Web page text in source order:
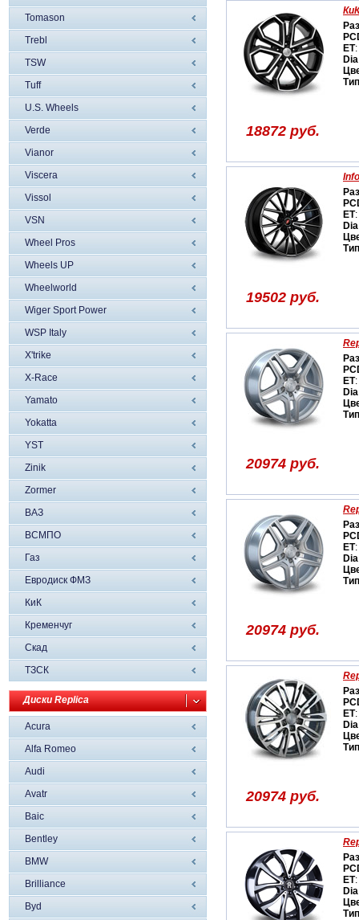
Tomason
Trebl
TSW
Tuff
U.S. Wheels
Verde
Vianor
Viscera
Vissol
VSN
Wheel Pros
Wheels UP
Wheelworld
Wiger Sport Power
WSP Italy
X'trike
X-Race
Yamato
Yokatta
YST
Zinik
Zormer
ВАЗ
ВСМПО
Газ
Евродиск ФМЗ
КиК
Кременчуг
Скад
ТЗСК
Диски Replica
Acura
Alfa Romeo
Audi
Avatr
Baic
Bentley
BMW
Brilliance
Byd
ET
Dia
Тип
18872 руб.
ET
Dia
Тип
19502 руб.
ET
Dia
Тип
20974 руб.
ET
Dia
Тип
20974 руб.
ET
Dia
Тип
20974 руб.
ET
Dia
Тип